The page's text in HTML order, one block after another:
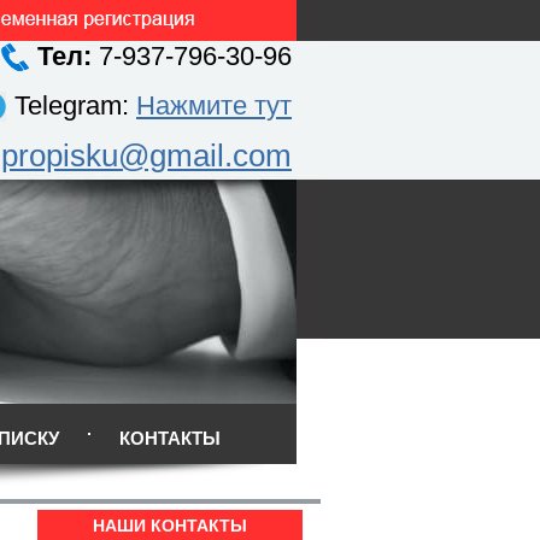
Тел: 7-937-796-30-96
Telegram: Нажмите тут
КОНТАКТЫ
НАШИ КОНТАКТЫ